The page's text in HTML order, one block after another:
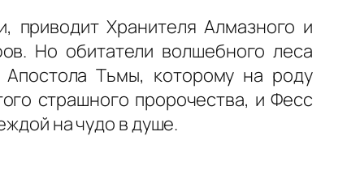
приводит Хранителя Алмазного и
Но обитатели волшебного леса
Тьмы, которому на роду
страшного пророчества, и Фесс
на чудо в душе.